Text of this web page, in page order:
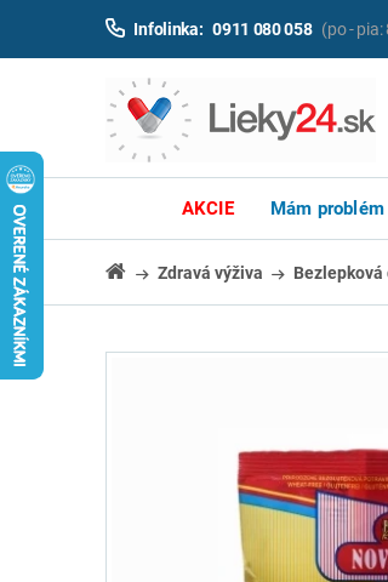
Infolinka: 0911 080 058 (po - pia:
AKCIE Mám problém
Zdravá výživa Bezlepková